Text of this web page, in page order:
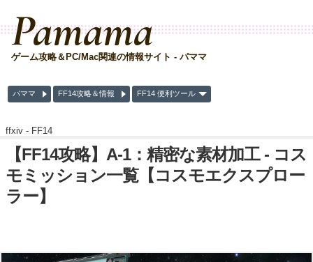
Pamama
ゲーム攻略＆PC/Mac関連の情報サイト - パママ
パママ FF14攻略＆情報 FF14 便利ツール
ffxiv - FF14
【FF14攻略】A-1：精密な素材加工 - コス
モミッション一覧【コスモエクスプロー
ラー】